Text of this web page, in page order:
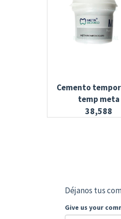
Cemento
temp meta
38,588
Déjanos tus
Give us your